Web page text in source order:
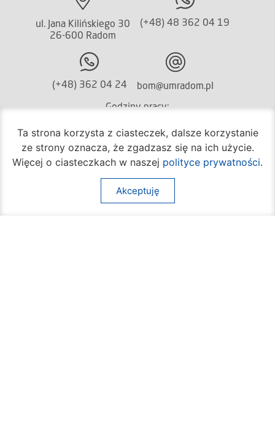
ul. Jana Kilińskiego 30
26-600 Radom
(+48) 48 362 04 19
(+48) 362 04 24 bom@umradom.pl
Godziny pracy:
Biuro Obsługi Mieszkańca
poniedziałek – piątek
godz.7:30 – 16:30
Pozostałe wydziały
poniedziałek – piątek
Ta strona korzysta z ciasteczek, dalsze korzystanie
ze strony oznacza, że zgadzasz się na ich użycie.
Więcej o ciasteczkach w naszej polityce prywatności.
Akceptuję